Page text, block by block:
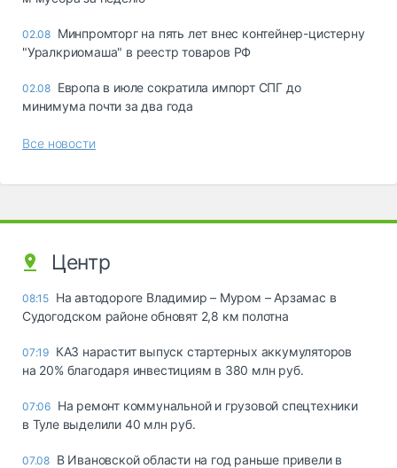
02.08 Минпромторг на пять лет внес контейнер-цистерну
"Уралкриомаша" в реестр товаров РФ
02.08 Европа в июле сократила импорт СПГ до
минимума почти за два года
Все новости
Центр
08:15 На автодороге Владимир – Муром – Арзамас в
Судогодском районе обновят 2,8 км полотна
07:19 КАЗ нарастит выпуск стартерных аккумуляторов
на 20% благодаря инвестициям в 380 млн руб.
07:06 На ремонт коммунальной и грузовой спецтехники
в Туле выделили 40 млн руб.
07.08 В Ивановской области на год раньше привели в